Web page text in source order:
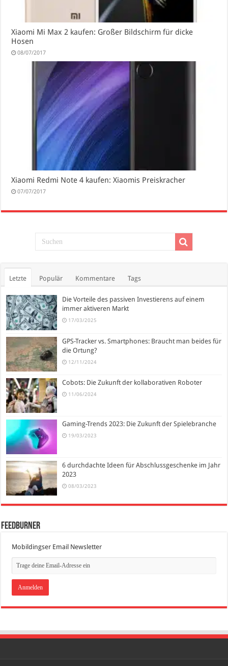
Xiaomi Mi Max 2 kaufen: Großer Bildschirm für dicke
Hosen
08/07/2017
Xiaomi Redmi Note 4 kaufen: Xiaomis Preiskracher
07/07/2017
Letzte Populär Kommentare Tags
Die Vorteile des passiven Investierens auf einem
immer aktiveren Markt
17/03/2025
GPS-Tracker vs. Smartphones: Braucht man beides für
die Ortung?
12/11/2024
Cobots: Die Zukunft der kollaborativen Roboter
11/06/2024
Gaming-Trends 2023: Die Zukunft der Spielebranche
19/03/2023
6 durchdachte Ideen für Abschlussgeschenke im Jahr
2023
08/03/2023
FeedBurner
Mobildingser Email Newsletter